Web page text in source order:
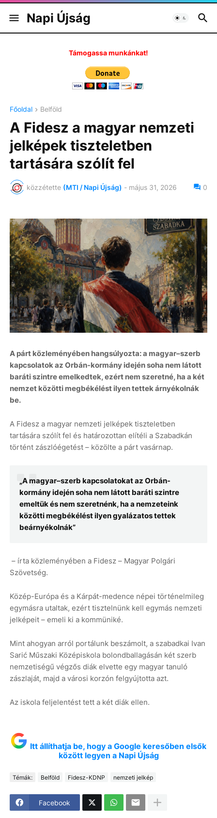
Napi Újság
Támogassa munkánkat!
Főoldal Belföld
A Fidesz a magyar nemzeti
jelképek tiszteletben
tartására szólít fel
közzétette (MTI / Napi Újság) - május 31, 2026 0
A párt közleményében hangsúlyozta: a magyar–szerb
kapcsolatok az Orbán-kormány idején soha nem látott
baráti szintre emelkedtek, ezért nem szeretné, ha a két
nemzet közötti megbékélést ilyen tettek árnyékolnák
be.
A Fidesz a magyar nemzeti jelképek tiszteletben
tartására szólít fel és határozottan elítéli a Szabadkán
történt zászlóégetést – közölte a párt vasárnap.
„A magyar–szerb kapcsolatokat az Orbán-
kormány idején soha nem látott baráti szintre
emeltük és nem szeretnénk, ha a nemzeteink
közötti megbékélést ilyen gyalázatos tettek
beárnyékolnák”
– írta közleményében a Fidesz – Magyar Polgári
Szövetség.
Közép-Európa és a Kárpát-medence népei történelmileg
egymásra utaltak, ezért tisztelnünk kell egymás nemzeti
jelképeit – emeli ki a kommüniké.
Mint ahogyan arról portálunk beszámolt, a szabadkai Ivan
Sarić Műszaki Középiskola bolondballagásán két szerb
nemzetiségű végzős diák elvette egy magyar tanuló
zászlaját, majd a városi korzón felgyújtotta azt.
Az iskola feljelentést tett a két diák ellen.
Itt állíthatja be, hogy a Google keresőben elsők
között legyen a Napi Újság
Témák: Belföld Fidesz-KDNP nemzeti jelkép
Facebook